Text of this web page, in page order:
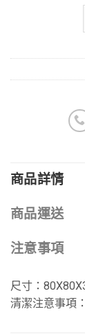
商品詳情
商品運送
注意事項
尺寸：
清潔注意事項